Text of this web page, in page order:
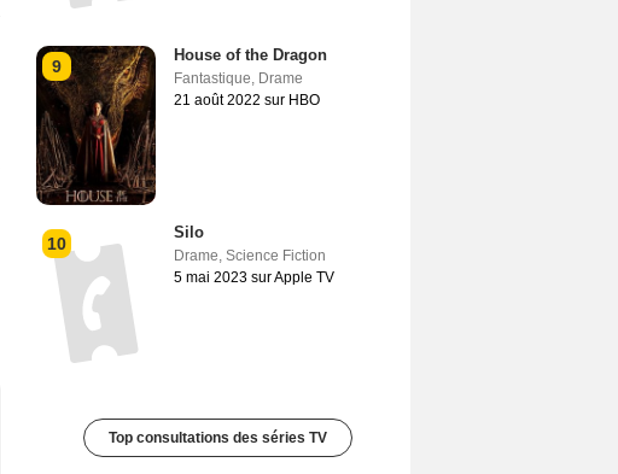
9
House of the Dragon
Fantastique, Drame
21 août 2022 sur HBO
10
Silo
Drame, Science Fiction
5 mai 2023 sur Apple TV
Top consultations des séries TV